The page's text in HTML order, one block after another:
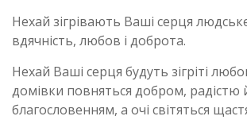
Нехай зігрівають Ваші серця
вдячність, любов і доброта.
Нехай Ваші серця будуть зігріті
домівки повняться добром,
благословенням, а очі світяться